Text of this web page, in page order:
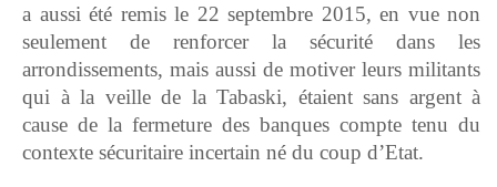
a aussi été remis le 22 septembre 2015, en vue non
seulement de renforcer la sécurité dans les
arrondissements, mais aussi de motiver leurs militants
qui à la veille de la Tabaski, étaient sans argent à
cause de la fermeture des banques compte tenu du
contexte sécuritaire incertain né du coup d’Etat.